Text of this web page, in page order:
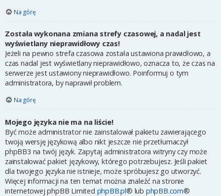
Na górę
Została wykonana zmiana strefy czasowej, a nadal jest
wyświetlany nieprawidłowy czas!
Jeżeli na pewno strefa czasowa została ustawiona prawidłowo, a
czas nadal jest wyświetlany nieprawidłowo, oznacza to, że czas na
serwerze jest ustawiony nieprawidłowo. Poinformuj o tym
administratora, by naprawił problem.
Na górę
Mojego języka nie ma na liście!
Być może administrator nie zainstalował pakietu zawierającego
twoją wersję językową albo nikt jeszcze nie przetłumaczył
phpBB3 na twój język. Zapytaj administratora witryny czy może
zainstalować pakiet językowy, którego potrzebujesz. Jeśli pakiet
dla twojego języka nie istnieje, może spróbujesz go utworzyć.
Więcej informacji na ten temat można znaleźć na stronie
internetowej phpBB Limited phpBB.pl® lub phpBB.com®